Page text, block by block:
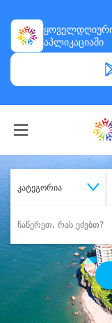
აპლიკაციაში
კატეგორია
შეიძინე